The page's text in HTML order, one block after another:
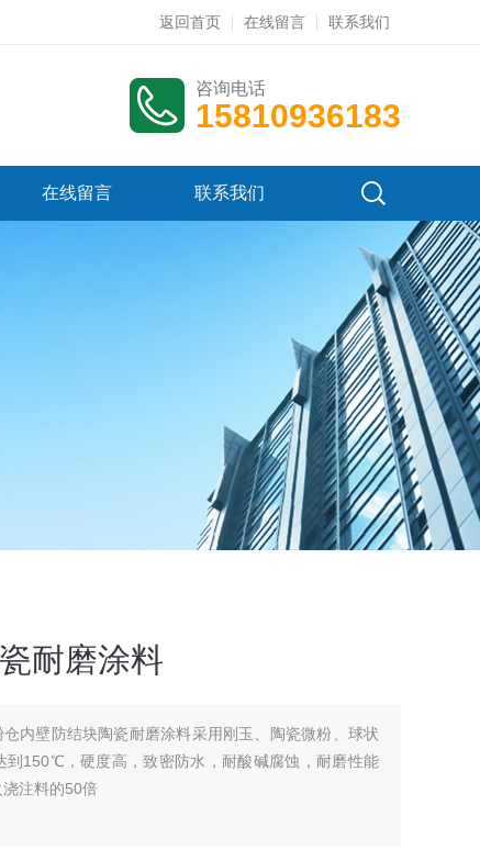
返回首页 在线留言 联系我们
咨询电话
15810936183
在线留言 联系我们
耐磨涂料
内壁防结块陶瓷耐磨涂料采用刚玉、陶瓷微粉、球状
到150℃，硬度高，致密防水，耐酸碱腐蚀，耐磨性能
注料的50倍